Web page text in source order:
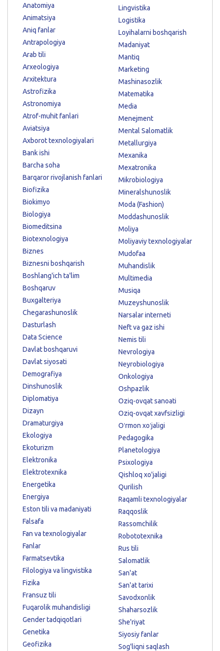
Anatomiya
Animatsiya
Aniq fanlar
Antrapologiya
Arab tili
Arxeologiya
Arxitektura
Astrofizika
Astronomiya
Atrof-muhit fanlari
Aviatsiya
Axborot texnologiyalari
Bank ishi
Barcha soha
Barqaror rivojlanish fanlari
Biofizika
Biokimyo
Biologiya
Biomeditsina
Biotexnologiya
Biznes
Biznesni boshqarish
Boshlang'ich ta'lim
Boshqaruv
Buxgalteriya
Chegarashunoslik
Dasturlash
Data Science
Davlat boshqaruvi
Davlat siyosati
Demografiya
Dinshunoslik
Diplomatiya
Dizayn
Dramaturgiya
Ekologiya
Ekoturizm
Elektronika
Elektrotexnika
Energetika
Energiya
Eston tili va madaniyati
Falsafa
Fan va texnologiyalar
Fanlar
Farmatsevtika
Filologiya va lingvistika
Fizika
Fransuz tili
Fuqarolik muhandisligi
Gender tadqiqotlari
Genetika
Geofizika
Lingvistika
Logistika
Loyihalarni boshqarish
Madaniyat
Mantiq
Marketing
Mashinasozlik
Matematika
Media
Menejment
Mental Salomatlik
Metallurgiya
Mexanika
Mexatronika
Mikrobiologiya
Mineralshunoslik
Moda (Fashion)
Moddashunoslik
Moliya
Moliyaviy texnologiyalar
Mudofaa
Muhandislik
Multimedia
Musiqa
Muzeyshunoslik
Narsalar interneti
Neft va gaz ishi
Nemis tili
Nevrologiya
Neyrobiologiya
Onkologiya
Oshpazlik
Oziq-ovqat sanoati
Oziq-ovqat xavfsizligi
Oʻrmon xoʻjaligi
Pedagogika
Planetologiya
Psixologiya
Qishloq xo'jaligi
Qurilish
Raqamli texnologiyalar
Raqqoslik
Rassomchilik
Robototexnika
Rus tili
Salomatlik
San'at
San'at tarixi
Savodxonlik
Shaharsozlik
She'riyat
Siyosiy fanlar
Sog'liqni saqlash